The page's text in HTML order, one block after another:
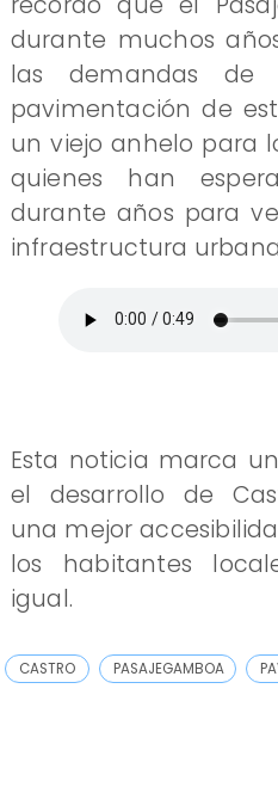
durante muchos
las demandas de
pavimentación de
un viejo anhelo para
quienes han
durante años para
infraestructura
Esta noticia marca
el desarrollo de
una mejor
los habitantes
igual.
CASTRO PASAJEGAMBOA